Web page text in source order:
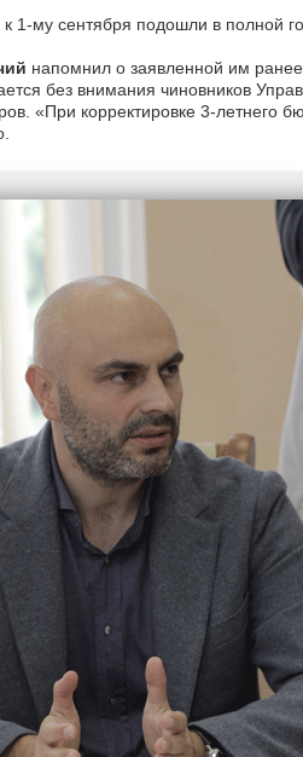
1-му сентября подошли в полной
напомнил о заявленной им
без внимания чиновников
«При корректировке 3-летнего